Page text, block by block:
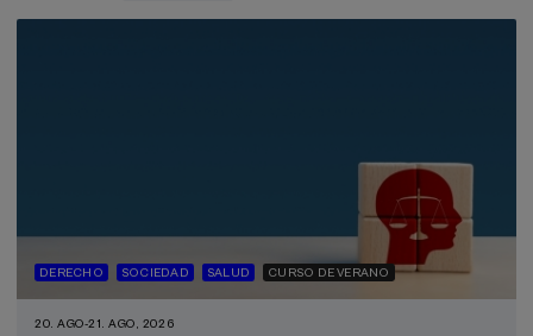
Curso de verano (8)
DSF (1)
DERECHO SOCIEDAD SALUD CURSO DE VERANO
20. AGO-21. AGO, 2026